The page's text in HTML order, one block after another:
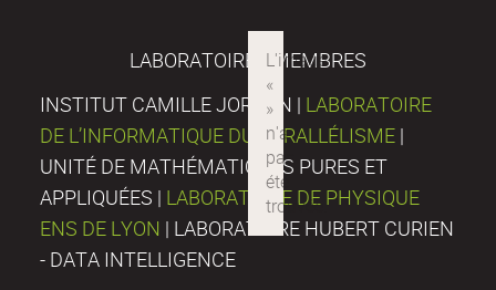
LABORATOIRES MEMBRES
INSTITUT CAMILLE JORDAN | LABORATOIRE
DE L’INFORMATIQUE DU PARALLÉLISME |
UNITÉ DE MATHÉMATIQUES PURES ET
APPLIQUÉES | LABORATOIRE DE PHYSIQUE
ENS DE LYON | LABORATOIRE HUBERT CURIEN
- DATA INTELLIGENCE